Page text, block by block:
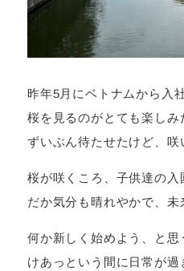
昨年5月にベトナムから入
桜を見るのがとても楽しみ
ずいぶん待たせたけど、咲
桜が咲くころ、子供達の
だか気分も晴れやかで、未
何か新しく始めよう、と思
けあっという間に日常が過